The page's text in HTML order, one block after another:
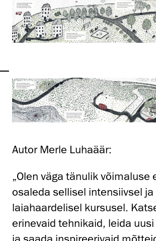
Autor Merle Luhaäär:
„Olen väga tänulik võimaluse
osaleda sellisel intensiivsel ja
laiahaardelisel kursusel.
erinevaid tehnikaid, leida